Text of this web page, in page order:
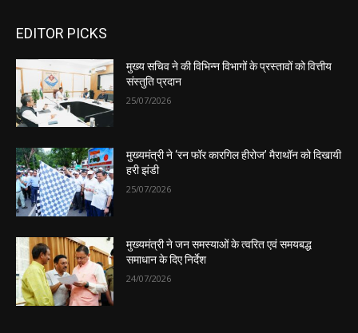
EDITOR PICKS
मुख्य सचिव ने की विभिन्न विभागों के प्रस्तावों को वित्तीय
संस्तुति प्रदान
25/07/2026
मुख्यमंत्री ने ‘रन फॉर कारगिल हीरोज’ मैराथॉन को दिखायी
हरी झंडी
25/07/2026
मुख्यमंत्री ने जन समस्याओं के त्वरित एवं समयबद्ध
समाधान के दिए निर्देश
24/07/2026